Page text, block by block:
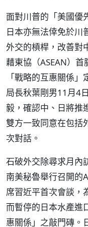
面對川普的「美國優
日本亦無法倖免於川
外交的槓桿，改善對
藉東協（ASEAN）
「戰略的互惠關係
局長秋葉剛男11月4
毅，確認中、日將推
雙方一致同意在包括
次對話。
石破外交除尋求月內
南美秘魯舉行召開的
席習近平首次會談，
而暫停的日本水產進
惠關係」之敲門磚。